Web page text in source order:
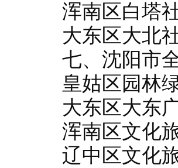
浑南区白塔
大东区大北
七、沈阳市
皇姑区园林
大东区大东
浑南区文化
辽中区文化